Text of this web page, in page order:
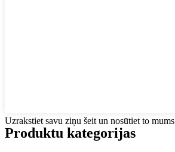
Uzrakstiet savu ziņu šeit un nosūtiet to mums
Produktu kategorijas